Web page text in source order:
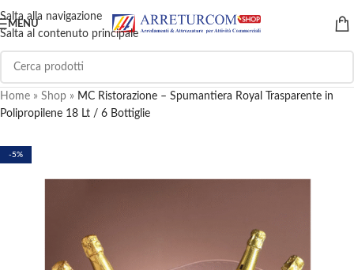
Salta alla navigazione
Salta al contenuto principale
MENU
Home » Shop » MC Ristorazione – Spumantiera Royal Trasparente in
Polipropilene 18 Lt / 6 Bottiglie
-5%